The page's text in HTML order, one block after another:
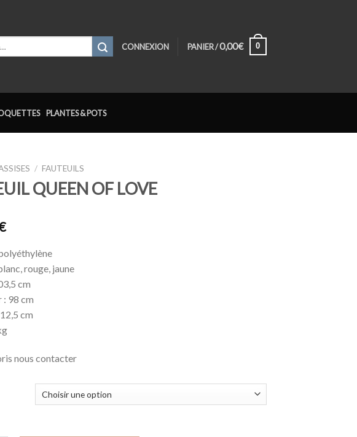
CONNEXION PANIER /0,00€ 0
PLANTES & POTS
/ FAUTEUILS
QUEEN OF LOVE
rouge, jaune
cm
: 98 cm
cm
nous contacter